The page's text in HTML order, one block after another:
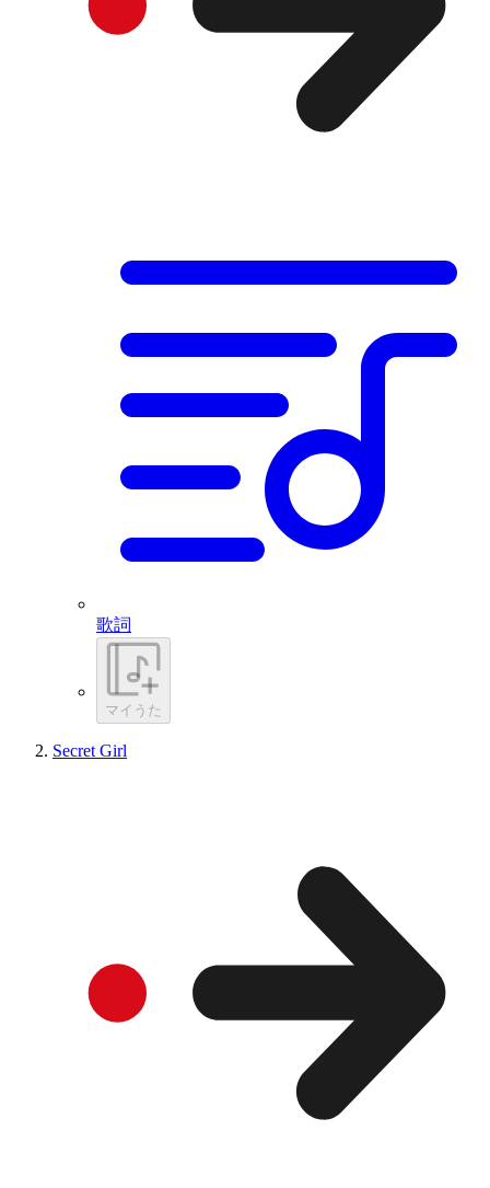
歌詞
マイうた
Secret Girl